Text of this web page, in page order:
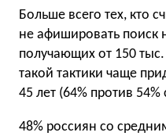
Больше всего тех, кто
не афишировать поиск
получающих от 150
такой тактики чаще
45 лет (64% против
48% россиян со